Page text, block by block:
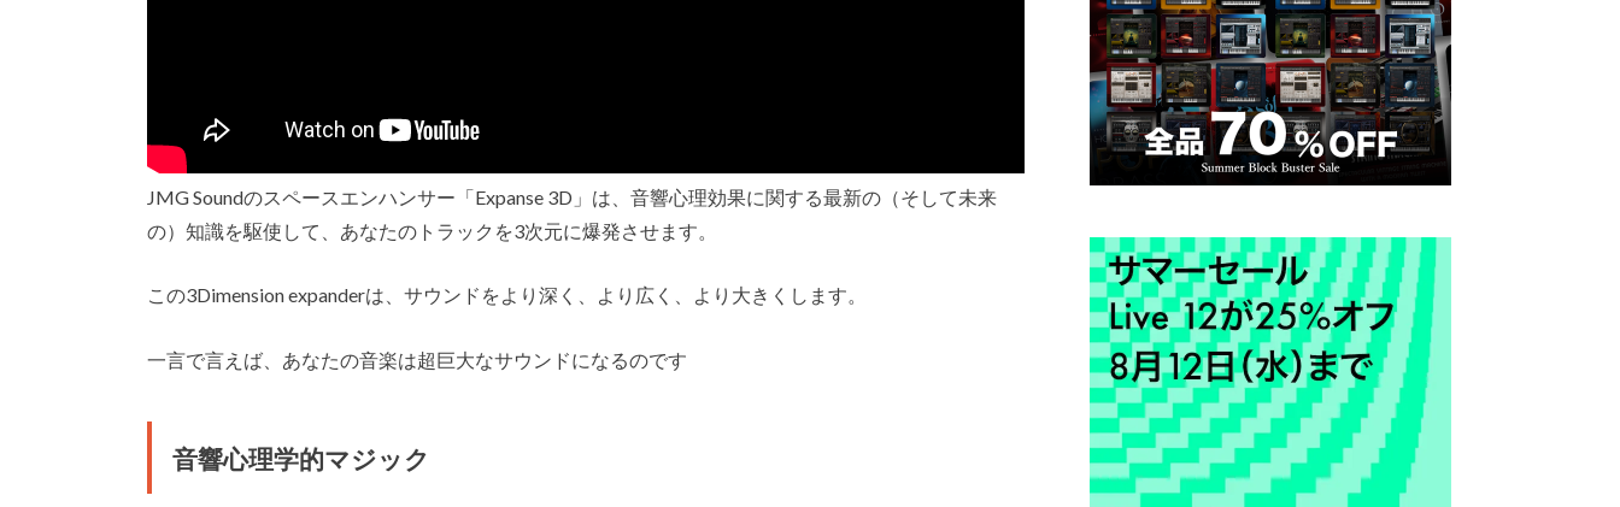
JMG Soundのスペースエンハンサー「Expanse 3D」は、音響心理効果に関する最新の（そして未来
の）知識を駆使して、あなたのトラックを3次元に爆発させます。
この3Dimension expanderは、サウンドをより深く、より広く、より大きくします。
一言で言えば、あなたの音楽は超巨大なサウンドになるのです
音響心理学的マジック